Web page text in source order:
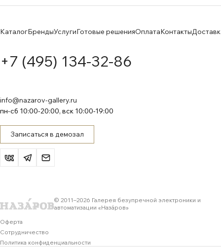
КаталогБрендыУслугиГотовые решенияОплатаКонтакты
+7 (495) 134-32-86
info@nazarov-gallery.ru
пн-сб 10:00-20:00, вск 10:00-19:00
Записаться в демозал
© 2011–2026 Галерея безупречной электроники и
автоматизации «Назáров»
Оферта
Сотрудничество
Политика конфиденциальности